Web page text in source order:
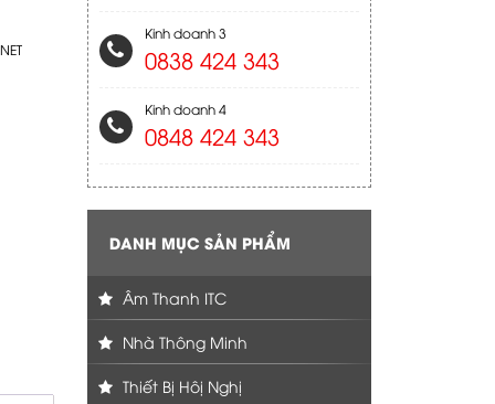
Kinh doanh 3
0838 424 343
Kinh doanh 4
0848 424 343
DANH MỤC SẢN PHẨM
Âm Thanh ITC
Nhà Thông Minh
Thiết Bị Hôị Nghị